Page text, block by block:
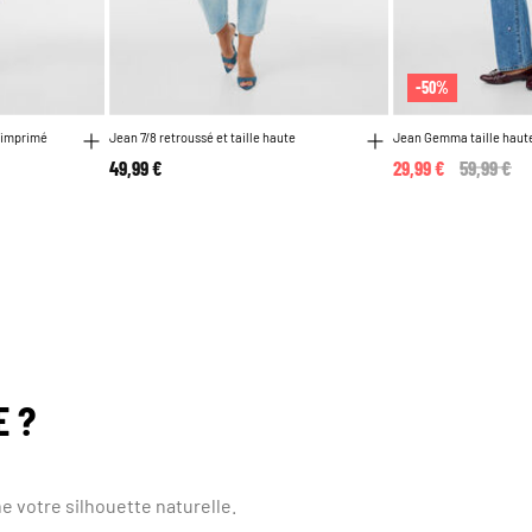
Jean 7/8 retroussé et taille haute
49,99 €
-50%
Jean Gemma taille
Price
59,99 €
29,99 €
?
votre silhouette naturelle.